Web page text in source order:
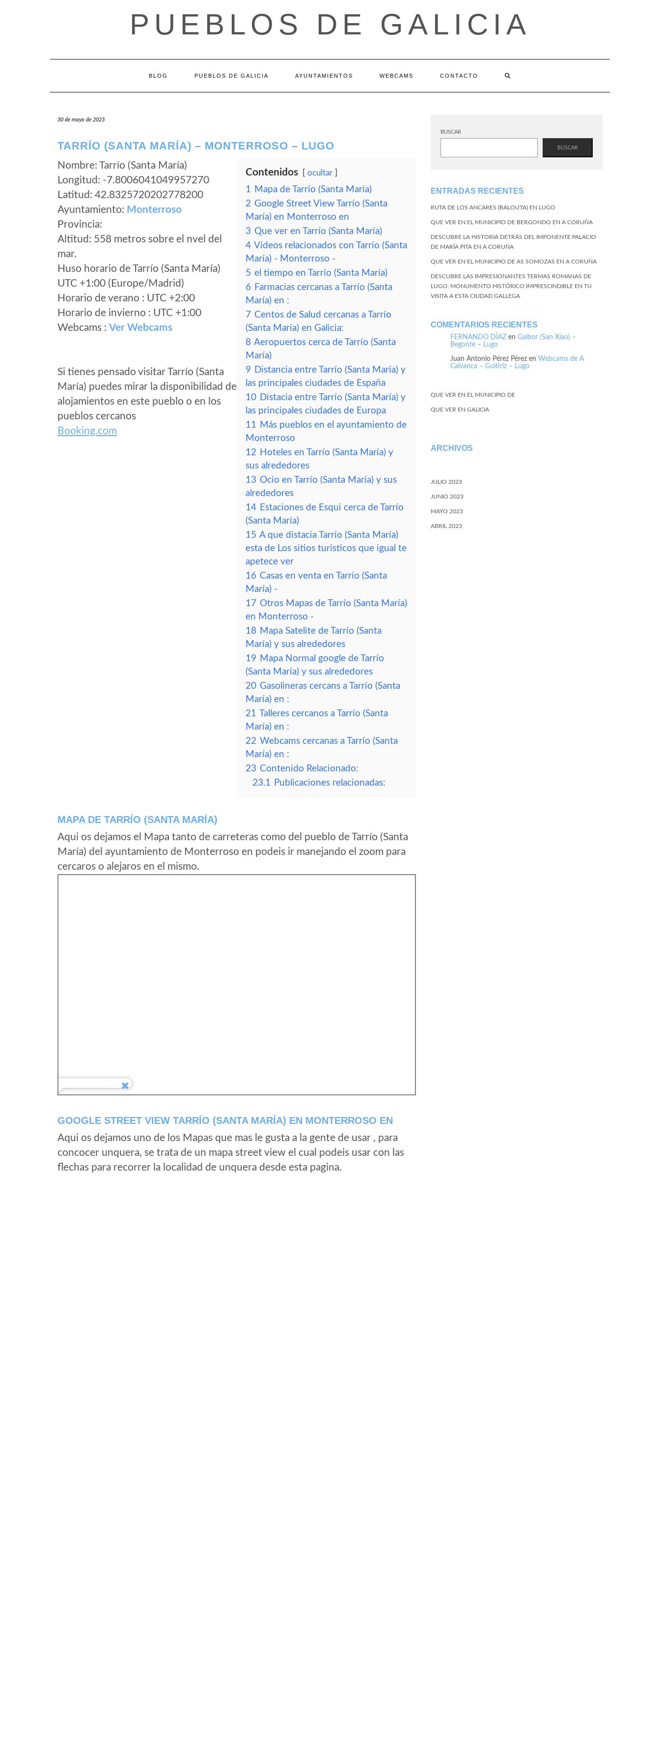
PUEBLOS DE GALICIA
BLOG PUEBLOS DE GALICIA AYUNTAMIENTOS WEBCAMS CONTACTO
30 de mayo de 2023
TARRÍO (SANTA MARÍA) – MONTERROSO – LUGO
Nombre: Tarrío (Santa María)
Longitud: -7.8006041049957270
Latitud: 42.8325720202778200
Ayuntamiento: Monterroso
Provincia:
Altitud: 558 metros sobre el nvel del
mar.
Huso horario de Tarrío (Santa María)
UTC +1:00 (Europe/Madrid)
Horario de verano : UTC +2:00
Horario de invierno : UTC +1:00
Webcams : Ver Webcams
Si tienes pensado visitar Tarrío (Santa
María) puedes mirar la disponibilidad de
alojamientos en este pueblo o en los
pueblos cercanos
Booking.com
Contenidos ocultar
1 Mapa de Tarrío (Santa María)
2 Google Street View Tarrío (Santa
María) en Monterroso en
3 Que ver en Tarrío (Santa María)
4 Vídeos relacionados con Tarrío (Santa
María) - Monterroso -
5 el tiempo en Tarrío (Santa María)
6 Farmacias cercanas a Tarrío (Santa
María) en :
7 Centos de Salud cercanas a Tarrío
(Santa María) en Galicia:
8 Aeropuertos cerca de Tarrío (Santa
María)
9 Distancia entre Tarrío (Santa María) y
las principales ciudades de España
10 Distacia entre Tarrío (Santa María) y
las principales ciudades de Europa
11 Más pueblos en el ayuntamiento de
Monterroso
12 Hoteles en Tarrío (Santa María) y
sus alrededores
13 Ocio en Tarrío (Santa María) y sus
alrededores
14 Estaciones de Esqui cerca de Tarrío
(Santa María)
15 A que distacia Tarrío (Santa María)
esta de Los sitios turisticos que igual te
apetece ver
16 Casas en venta en Tarrío (Santa
María) -
17 Otros Mapas de Tarrío (Santa María)
en Monterroso -
18 Mapa Satelite de Tarrío (Santa
María) y sus alrededores
19 Mapa Normal google de Tarrío
(Santa María) y sus alrededores
20 Gasolineras cercans a Tarrío (Santa
María) en :
21 Talleres cercanos a Tarrío (Santa
María) en :
22 Webcams cercanas a Tarrío (Santa
María) en :
23 Contenido Relacionado:
23.1 Publicaciones relacionadas:
MAPA DE TARRÍO (SANTA MARÍA)
Aqui os dejamos el Mapa tanto de carreteras como del pueblo de Tarrío (Santa
María) del ayuntamiento de Monterroso en podeis ir manejando el zoom para
cercaros o alejaros en el mismo.
GOOGLE STREET VIEW TARRÍO (SANTA MARÍA) EN MONTERROSO EN
Aqui os dejamos uno de los Mapas que mas le gusta a la gente de usar , para
concocer unquera, se trata de un mapa street view el cual podeis usar con las
flechas para recorrer la localidad de unquera desde esta pagina.
BUSCAR
BUSCAR
ENTRADAS RECIENTES
RUTA DE LOS ANCARES (BALOUTA) EN LUGO
QUE VER EN EL MUNICIPIO DE BERGONDO EN A CORUÑA
DESCUBRE LA HISTORIA DETRÁS DEL IMPONENTE PALACIO
DE MARÍA PITA EN A CORUÑA
QUE VER EN EL MUNICIPIO DE AS SOMOZAS EN A CORUÑA
DESCUBRE LAS IMPRESIONANTES TERMAS ROMANAS DE
LUGO: MONUMENTO HISTÓRICO IMPRESCINDIBLE EN TU
VISITA A ESTA CIUDAD GALLEGA
COMENTARIOS RECIENTES
FERNANDO DÌAZ en Gaibor (San Xiao) –
Begonte – Lugo
Juan Antonio Pérez Pérez en Webcams de A
Caivanca – Guitiriz – Lugo
QUE VER EN EL MUNICIPIO DE
QUE VER EN GALICIA
ARCHIVOS
JULIO 2023
JUNIO 2023
MAYO 2023
ABRIL 2023